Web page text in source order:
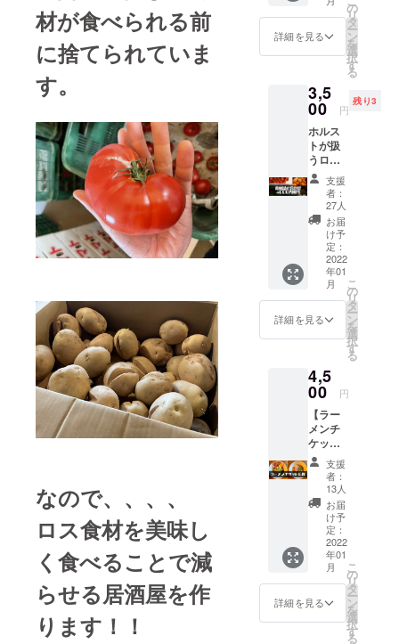
材が食べられる前
に捨てられていま
す。
なので、、、、
ロス食材を美味し
く食べることで減
らせる居酒屋を作
ります！！
救助した食
お取引先
チュー
ハイな
どもご
用意し
ていま
（有効
期限：
2022年
1月
∼2022
年12
月）
詳細を見る
の
リ
タ
ー
ン
を
選
択
す
る
3,5
00 円
残り3
ホルス
トが扱
うロス
食材詰
め合わ
せ4000
円相
当。 こ
だわり
の規格
外野菜
を5種類
以上の
詰め合
わせで
配送し
（送料
別途）
支援
者：
27人
お届
け予
定：
2022
年01
月
詳細を見る
こ
の
リ
タ
ー
ン
を
選
択
す
る
4,5
00 円
【ラー
メンチ
ケット6
枚】 特
製鯛
ラーメ
ン1杯と
の引換
券で
す。 ※
追加
トッピ
ングは
別料金
となり
ます。
支援
者：
13人
お届
け予
定：
2022
年01
月
詳細を見る
こ
の
リ
タ
ー
ン
を
選
択
す
る